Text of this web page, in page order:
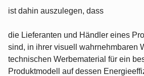
ist dahin auszulegen, dass
die Lieferanten und Händler eines
sind, in ihrer visuell wahrnehmbaren
technischen Werbematerial für ein
Produktmodell auf dessen